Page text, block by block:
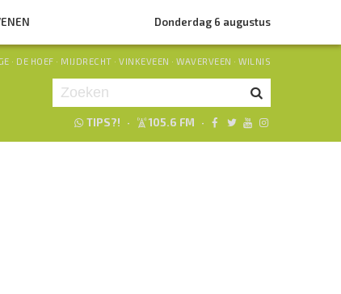
Donderdag 6 augustus
· DE HOEF · MIJDRECHT · VINKEVEEN · WAVERVEEN · WILNIS
TIPS?! · 105.6 FM ·